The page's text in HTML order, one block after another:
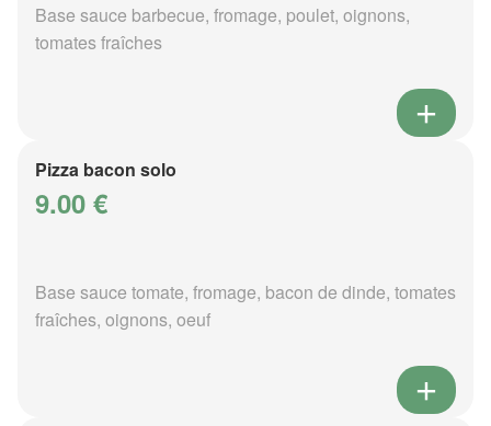
Base sauce barbecue, fromage, poulet, oignons,
tomates fraîches
Pizza bacon solo
9.00 €
Base sauce tomate, fromage, bacon de dinde, tomates
fraîches, oignons, oeuf